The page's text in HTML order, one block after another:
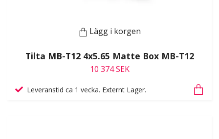
Lägg i korgen
Tilta MB-T12 4x5.65 Matte Box MB-T12
10 374 SEK
Leveranstid ca 1 vecka. Externt Lager.